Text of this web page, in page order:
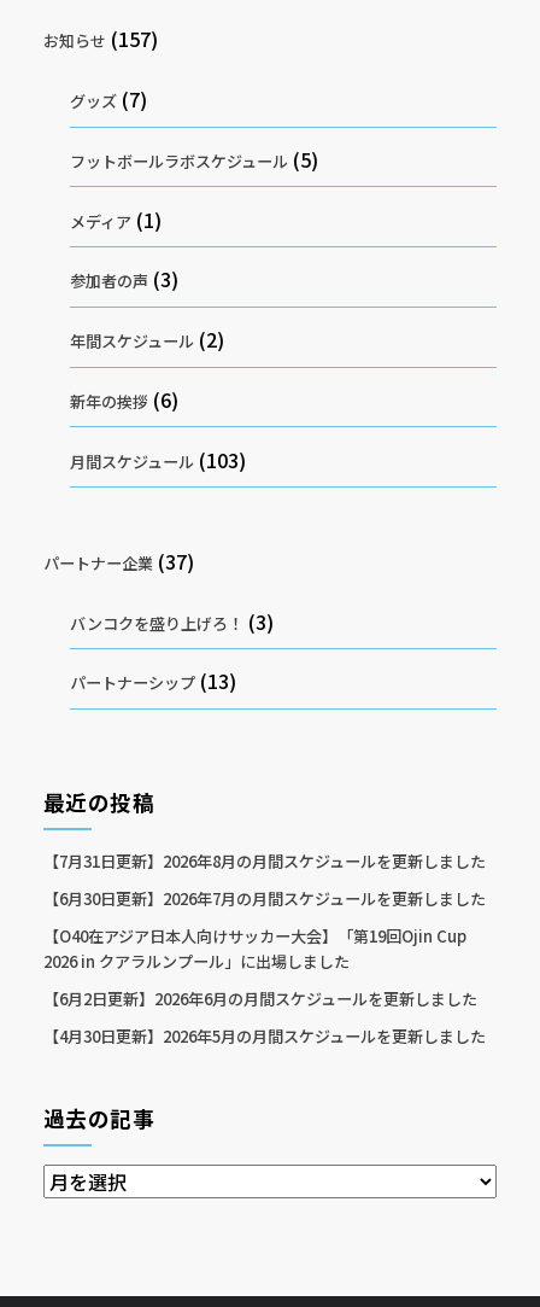
お知らせ (157)
グッズ (7)
フットボールラボスケジュール (5)
メディア (1)
参加者の声 (3)
年間スケジュール (2)
新年の挨拶 (6)
月間スケジュール (103)
パートナー企業 (37)
バンコクを盛り上げろ！ (3)
パートナーシップ (13)
最近の投稿
【7月31日更新】2026年8月の月間スケジュールを更新しました
【6月30日更新】2026年7月の月間スケジュールを更新しました
【O40在アジア日本人向けサッカー大会】「第19回Ojin Cup
2026 in クアラルンプール」に出場しました
【6月2日更新】2026年6月の月間スケジュールを更新しました
【4月30日更新】2026年5月の月間スケジュールを更新しました
過去の記事
過
去
事